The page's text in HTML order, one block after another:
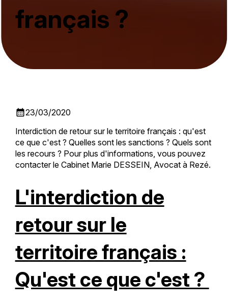
français ?
calendar_month23/03/2020
Interdiction de retour sur le territoire français : qu'est
ce que c'est ? Quelles sont les sanctions ? Quels sont
les recours ? Pour plus d'informations, vous pouvez
contacter le Cabinet Marie DESSEIN, Avocat à Rezé.
L'interdiction de
retour sur le
territoire français :
Qu'est ce que c'est ?